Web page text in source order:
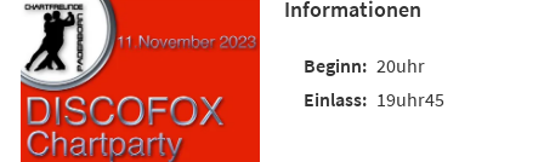
Informationen
20uhr
19uhr45